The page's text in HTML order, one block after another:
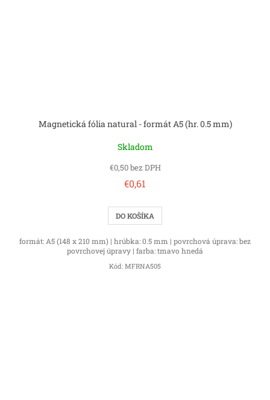
Magnetická fólia natural - formát A5 (hr. 0.5 mm)
Skladom
€0,50 bez DPH
€0,61
DO KOŠÍKA
formát: A5 (148 x 210 mm) | hrúbka: 0.5 mm | povrchová úprava: bez
povrchovej úpravy | farba: tmavo hnedá
Kód: MFRNA505